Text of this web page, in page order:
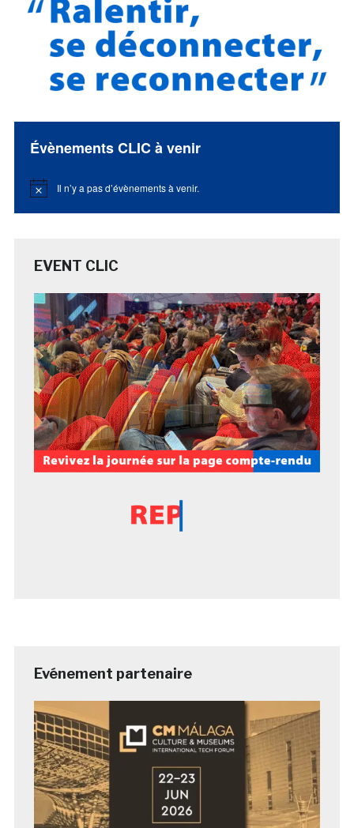
Évènements CLIC à venir
Notice Il n’y a pas d’évènements à venir.
EVENT CLIC
Evénement partenaire